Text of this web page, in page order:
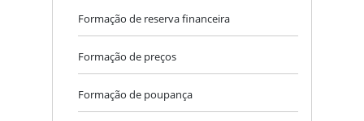
Formação de reserva financeira
Formação de preços
Formação de poupança